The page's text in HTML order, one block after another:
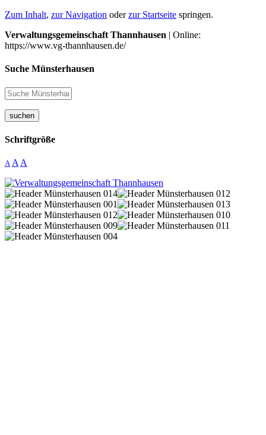
Zum Inhalt, zur Navigation oderzur Startseite springen.
Verwaltungsgemeinschaft Thannhausen | Online:
https://www.vg-thannhausen.de/
Suche Münsterhausen
suchen
Schriftgröße
A A A